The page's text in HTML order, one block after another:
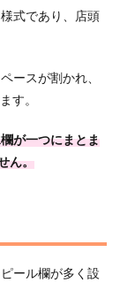
式であり、店頭
ースが割かれ、
す。
が一つにまとま
ん。
ール欄が多く設